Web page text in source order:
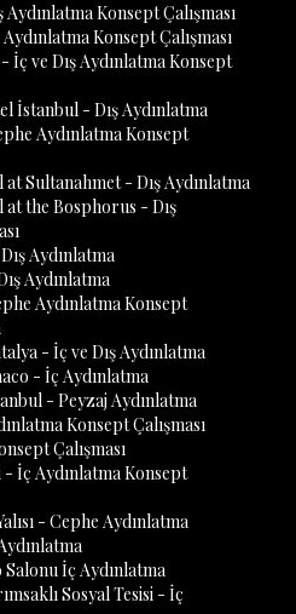
Konsept Çalışması
Konsept Çalışması
İç ve Dış Aydınlatma Konsept
İstanbul - Dış Aydınlatma
Aydınlatma Konsept
Sultanahmet - Dış Aydınlatma
the Bosphorus - Dış
Aydınlatma
Aydınlatma
Aydınlatma Konsept
- İç ve Dış Aydınlatma
- İç Aydınlatma
- Peyzaj Aydınlatma
Konsept Çalışması
Çalışması
İç Aydınlatma Konsept
- Cephe Aydınlatma
İç Aydınlatma
Sosyal Tesisi - İç